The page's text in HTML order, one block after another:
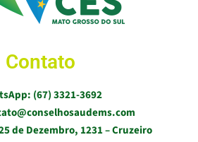
Contato
(67) 3321-3692
de Dezembro, 1231 – Cruzeiro